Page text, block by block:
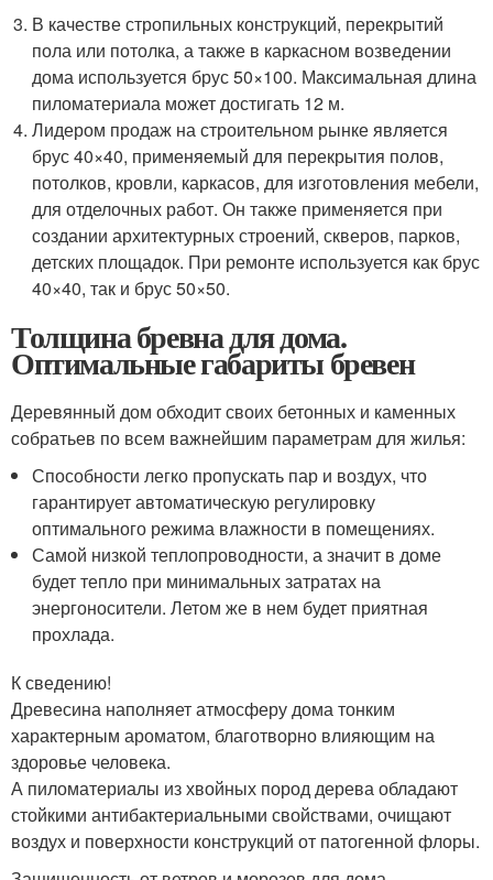
В качестве стропильных конструкций, перекрытий
пола или потолка, а также в каркасном возведении
дома используется брус 50×100. Максимальная длина
пиломатериала может достигать 12 м.
Лидером продаж на строительном рынке является
брус 40×40, применяемый для перекрытия полов,
потолков, кровли, каркасов, для изготовления мебели,
для отделочных работ. Он также применяется при
создании архитектурных строений, скверов, парков,
детских площадок. При ремонте используется как брус
40×40, так и брус 50×50.
Толщина бревна для дома.
Оптимальные габариты бревен
Деревянный дом обходит своих бетонных и каменных
собратьев по всем важнейшим параметрам для жилья:
Способности легко пропускать пар и воздух, что
гарантирует автоматическую регулировку
оптимального режима влажности в помещениях.
Самой низкой теплопроводности, а значит в доме
будет тепло при минимальных затратах на
энергоносители. Летом же в нем будет приятная
прохлада.
К сведению!
Древесина наполняет атмосферу дома тонким
характерным ароматом, благотворно влияющим на
здоровье человека.
А пиломатериалы из хвойных пород дерева обладают
стойкими антибактериальными свойствами, очищают
воздух и поверхности конструкций от патогенной флоры.